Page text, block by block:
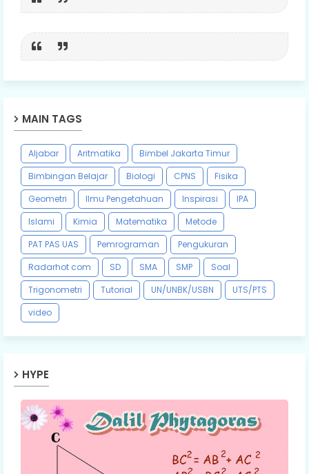
MAIN TAGS
Aljabar Aritmatika
Bimbel Jakarta Timur
Bimbingan Belajar
Biologi CPNS
Fisika
Geometri
Ilmu Pengetahuan Inspirasi
IPA
Islami
Kimia Matematika
Metode
PAT PAS UAS
Pemrograman
Pengukuran
Radarhot com
SD SMA SMP
Soal
Trigonometri
Tutorial UN/UNBK/USBN
UTS/PTS
video
HYPE